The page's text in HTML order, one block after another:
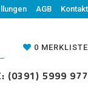
Kontakt
MERKLISTE
977
AGB Kontakt
0 MERKLISTE
(0391) 5999 977